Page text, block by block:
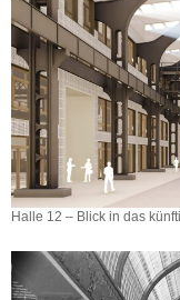
Halle 12 – Blick in das